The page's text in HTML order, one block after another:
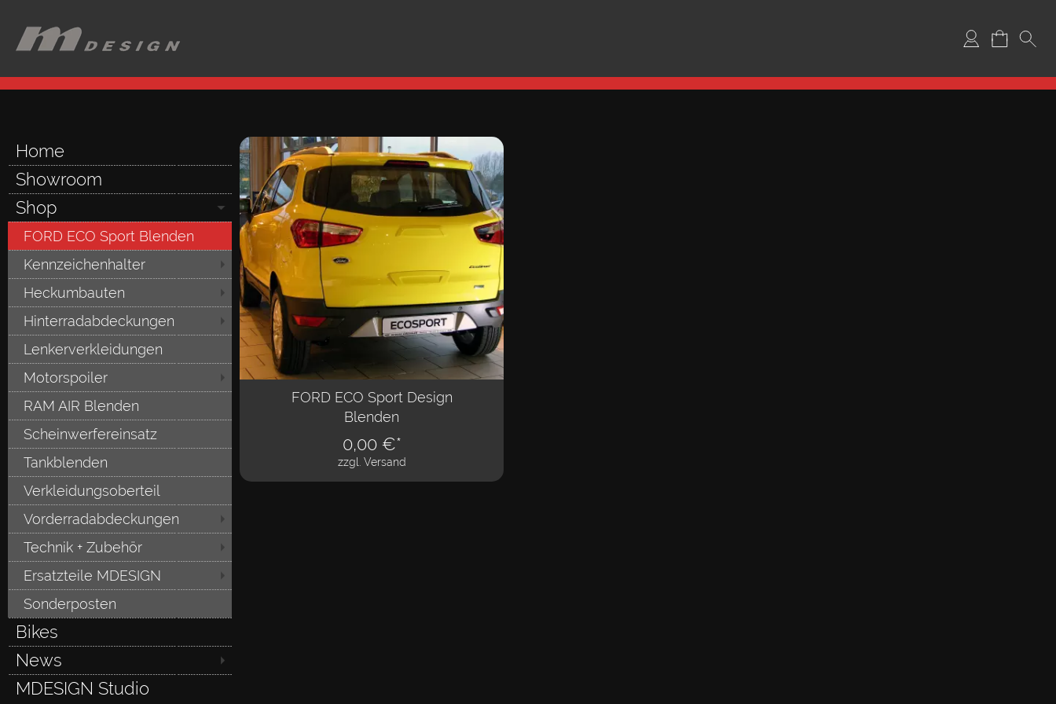
Home
Showroom
Shop
FORD ECO Sport Blenden
Kennzeichenhalter
Heckumbauten
Hinterradabdeckungen
Lenkerverkleidungen
Motorspoiler
RAM AIR Blenden
Scheinwerfereinsatz
Tankblenden
Verkleidungsoberteil
Vorderradabdeckungen
Technik + Zubehör
Ersatzteile MDESIGN
Sonderposten
Bikes
News
MDESIGN Studio
FORD ECO Sport Design
Blenden
zzgl. Versand
0,00€*